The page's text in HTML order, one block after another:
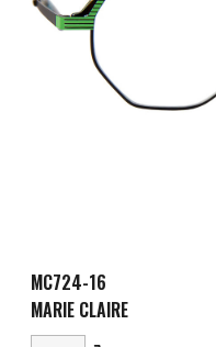
MC724-16
MARIE CLAIRE